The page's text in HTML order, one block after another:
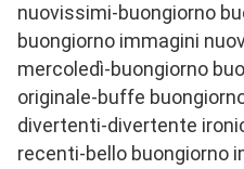
nuovissimi-buongiorno
buongiorno immagini
mercoledì-buongiorno
originale-buffe
divertenti-divertente
recenti-bello buongiorno